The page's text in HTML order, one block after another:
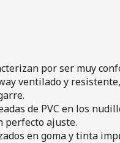
por ser muy
ventilado y
de PVC en los
perfecto ajuste.
en goma y tinta